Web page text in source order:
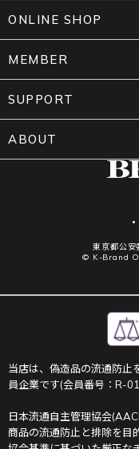
東京都公
© K-Brand
ONLINE SHOP
MEMBER
SUPPORT
ABOUT
当店は、偽造品の流通防止
員企業です(会員番号：R-
日本流通自主管理協会
商品の流通防止と排除を目